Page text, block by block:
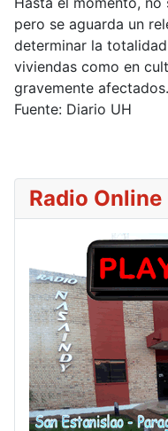
pero se aguarda un
determinar la
viviendas como en
gravemente afectados.
Fuente: Diario UH
Radio Online